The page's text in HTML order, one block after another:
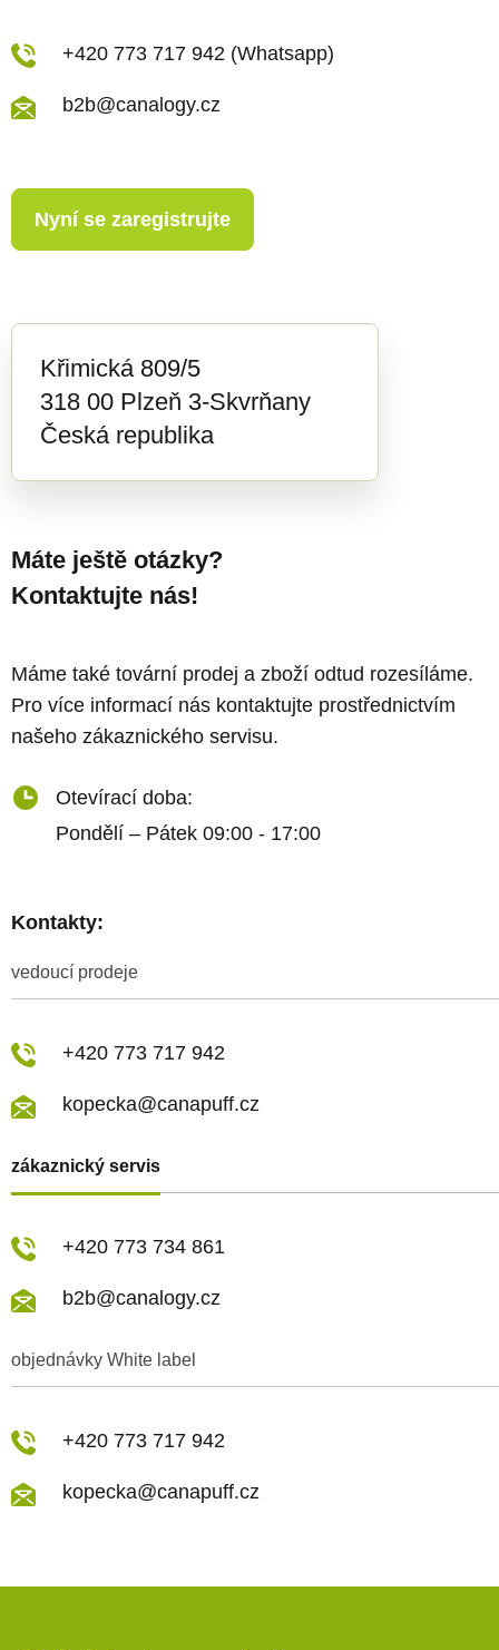
+420 773 717 942 (Whatsapp)
b2b@canalogy.cz
Nyní se zaregistrujte
Křimická 809/5
318 00 Plzeň 3-Skvrňany
Česká republika
Máte ještě otázky?
Kontaktujte nás!
Máme také tovární prodej a zboží odtud rozesíláme.
Pro více informací nás kontaktujte prostřednictvím
našeho zákaznického servisu.
Otevírací doba:
Pondělí – Pátek 09:00 - 17:00
Kontakty:
zákaznický servis
vedoucí prodeje
objednávky White label
+420 773 717 942
kopecka@canapuff.cz
+420 773 734 861
b2b@canalogy.cz
+420 773 717 942
kopecka@canapuff.cz